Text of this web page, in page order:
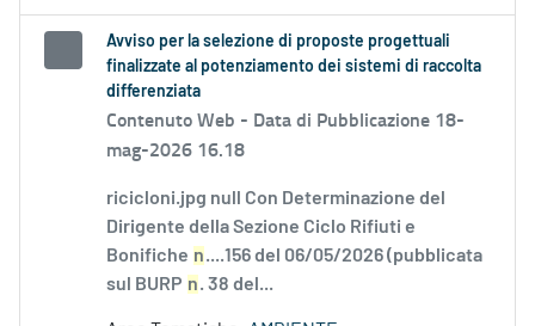
Avviso per la selezione di proposte progettuali
finalizzate al potenziamento dei sistemi di raccolta
differenziata
Contenuto Web - Data di Pubblicazione 18-
mag-2026 16.18
ricicloni.jpg null Con Determinazione del
Dirigente della Sezione Ciclo Rifiuti e
Bonifiche n....156 del 06/05/2026 (pubblicata
sul BURP n. 38 del...